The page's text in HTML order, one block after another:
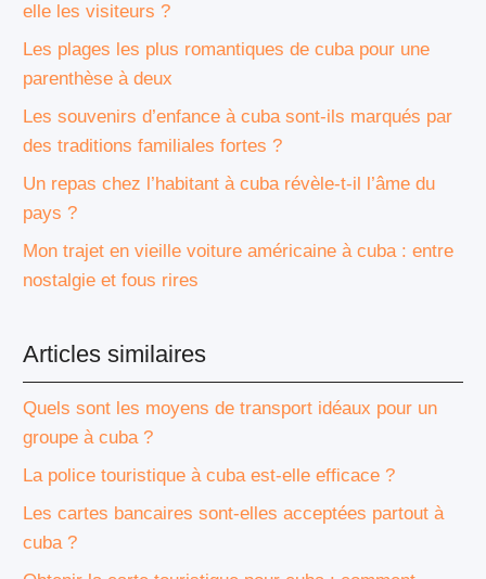
elle les visiteurs ?
Les plages les plus romantiques de cuba pour une
parenthèse à deux
Les souvenirs d’enfance à cuba sont-ils marqués par
des traditions familiales fortes ?
Un repas chez l’habitant à cuba révèle-t-il l’âme du
pays ?
Mon trajet en vieille voiture américaine à cuba : entre
nostalgie et fous rires
Articles similaires
Quels sont les moyens de transport idéaux pour un
groupe à cuba ?
La police touristique à cuba est-elle efficace ?
Les cartes bancaires sont-elles acceptées partout à
cuba ?